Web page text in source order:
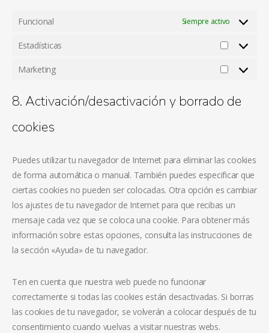
Funcional Siempre activo
Estadísticas
Marketing
Marketing
8. Activación/desactivación y borrado de
cookies
Puedes utilizar tu navegador de Internet para eliminar las cookies
de forma automática o manual. También puedes especificar que
ciertas cookies no pueden ser colocadas. Otra opción es cambiar
los ajustes de tu navegador de Internet para que recibas un
mensaje cada vez que se coloca una cookie. Para obtener más
información sobre estas opciones, consulta las instrucciones de
la sección «Ayuda» de tu navegador.
Ten en cuenta que nuestra web puede no funcionar
correctamente si todas las cookies están desactivadas. Si borras
las cookies de tu navegador, se volverán a colocar después de tu
consentimiento cuando vuelvas a visitar nuestras webs.